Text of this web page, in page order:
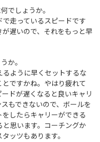
でしょうか。
走っているスピードです
遅いので、それをもっと早
か。
ように早くセットするな
ですかね。やはり疲れて
ドが遅くなると良いキャリ
もできないので、ボールを
したらキャリーができる
思います。コーチングか
ッツもあります。